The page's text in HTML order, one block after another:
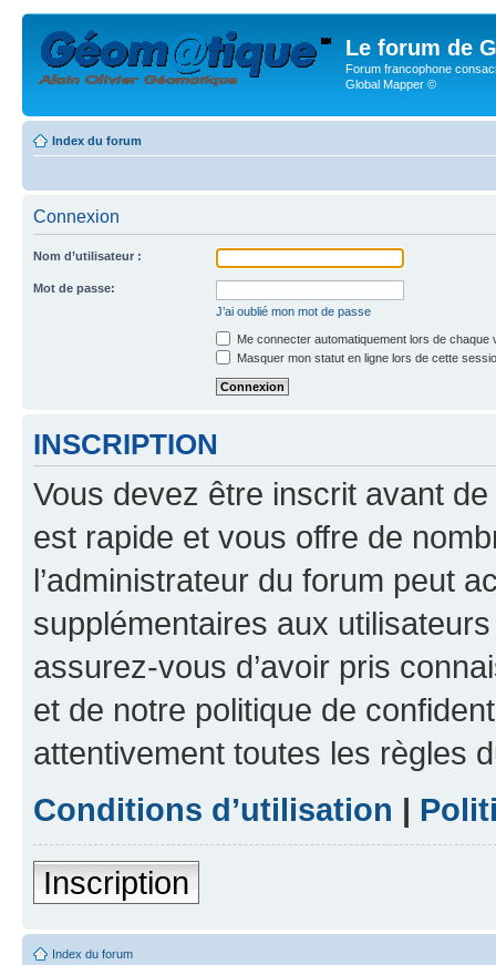
Le forum de
Forum francophone
Global Mapper ©
Index du forum
Connexion
Nom d’utilisateur :
Mot de passe:
J’ai oublié mon mot de passe
Me connecter automatiquement lors de chaque
Masquer mon statut en ligne lors de cette
INSCRIPTION
Vous devez être inscrit avant
est rapide et vous offre de
l’administrateur du forum peut
supplémentaires aux
assurez-vous d’avoir pris
et de notre politique de
attentivement toutes les règles
Conditions d’utilisation |
Inscription
Index du forum